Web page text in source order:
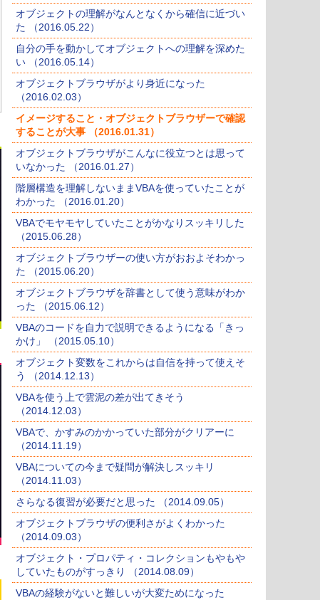
オブジェクトの理解がなんとなくから確信に近づい
た （2016.05.22）
自分の手を動かしてオブジェクトへの理解を深めた
い （2016.05.14）
オブジェクトブラウザがより身近になった
（2016.02.03）
イメージすること・オブジェクトブラウザーで確認
することが大事 （2016.01.31）
オブジェクトブラウザがこんなに役立つとは思って
いなかった （2016.01.27）
階層構造を理解しないままVBAを使っていたことが
わかった （2016.01.20）
VBAでモヤモヤしていたことがかなりスッキリした
（2015.06.28）
オブジェクトブラウザーの使い方がおおよそわかっ
た （2015.06.20）
オブジェクトブラウザを辞書として使う意味がわか
った （2015.06.12）
VBAのコードを自力で説明できるようになる「きっ
かけ」 （2015.05.10）
オブジェクト変数をこれからは自信を持って使えそ
う （2014.12.13）
VBAを使う上で雲泥の差が出てきそう
（2014.12.03）
VBAで、かすみのかかっていた部分がクリアーに
（2014.11.19）
VBAについての今まで疑問が解決しスッキリ
（2014.11.03）
さらなる復習が必要だと思った （2014.09.05）
オブジェクトブラウザの便利さがよくわかった
（2014.09.03）
オブジェクト・プロパティ・コレクションもやもや
していたものがすっきり （2014.08.09）
VBAの経験がないと難しいが大変ためになった